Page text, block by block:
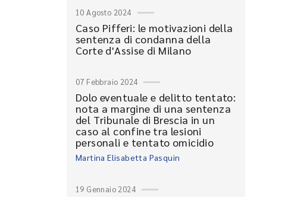
10 Agosto 2024
Caso Pifferi: le motivazioni della
sentenza di condanna della
Corte d'Assise di Milano
07 Febbraio 2024
Dolo eventuale e delitto tentato:
nota a margine di una sentenza
del Tribunale di Brescia in un
caso al confine tra lesioni
personali e tentato omicidio
Martina Elisabetta Pasquin
19 Gennaio 2024